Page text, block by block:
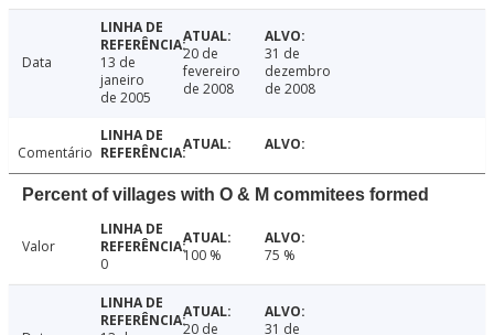
Data
13 de
janeiro
de 2005
20 de
fevereiro
de 2008
31 de
dezembro
de 2008
Comentário
Percent of villages with O & M commitees formed
Valor
0
100 % 75 %
20 de 31 de